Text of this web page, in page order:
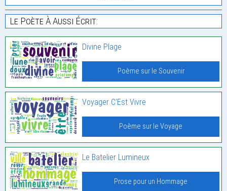
Le Poète À Aussi Écrit:
Divine Plage
Poème sur le Souvenir
Voyager C’Est Vivre
Poème sur le Voyage
Le Batelier Lumineux
Prose pour un Hommage